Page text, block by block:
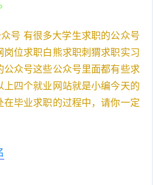
号 有很多大学生求职的公众号
岗位求职白熊求职刺猬求职实习
众号这些公众号里面都有些求
四个就业网站就是小编今天的
在毕业求职的过程中，请你一定